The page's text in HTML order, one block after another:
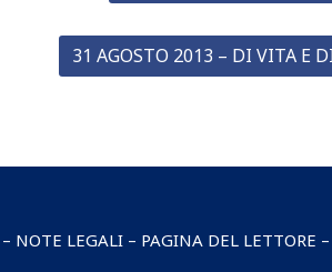
31 AGOSTO 2013 – DI VITA E
– NOTE LEGALI – PAGINA DEL LETTORE –